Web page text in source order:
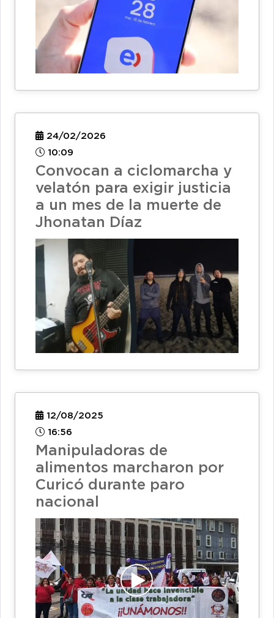
24/02/2026
10:09
Convocan a ciclomarcha y
velatón para exigir justicia
a un mes de la muerte de
Jhonatan Díaz
12/08/2025
16:56
Manipuladoras de
alimentos marcharon por
Curicó durante paro
nacional